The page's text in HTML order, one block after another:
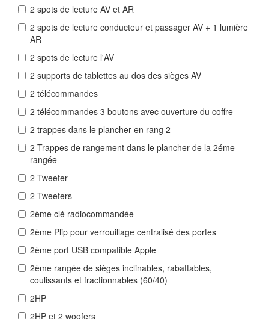
2 spots de lecture AV et AR
2 spots de lecture conducteur et passager AV + 1 lumière
AR
2 spots de lecture l'AV
2 supports de tablettes au dos des sièges AV
2 télécommandes
2 télécommandes 3 boutons avec ouverture du coffre
2 trappes dans le plancher en rang 2
2 Trappes de rangement dans le plancher de la 2éme
rangée
2 Tweeter
2 Tweeters
2ème clé radiocommandée
2ème Plip pour verrouillage centralisé des portes
2ème port USB compatible Apple
2ème rangée de sièges inclinables, rabattables,
coulissants et fractionnables (60/40)
2HP
2HP et 2 woofers